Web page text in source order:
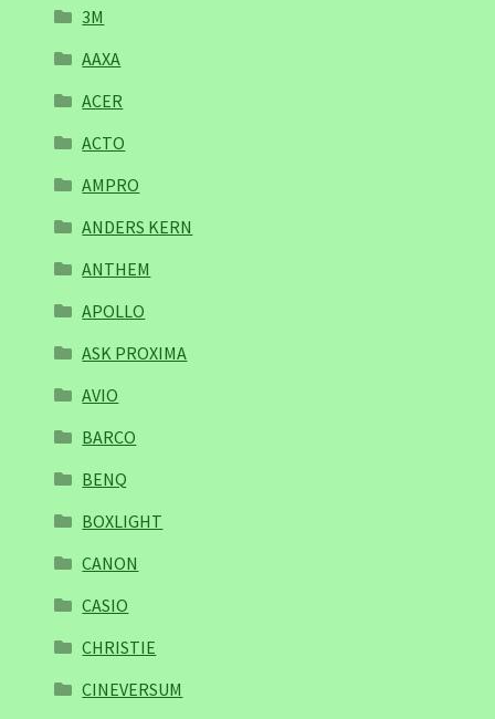
3M
AAXA
ACER
ACTO
AMPRO
ANDERS KERN
ANTHEM
APOLLO
ASK PROXIMA
AVIO
BARCO
BENQ
BOXLIGHT
CANON
CASIO
CHRISTIE
CINEVERSUM